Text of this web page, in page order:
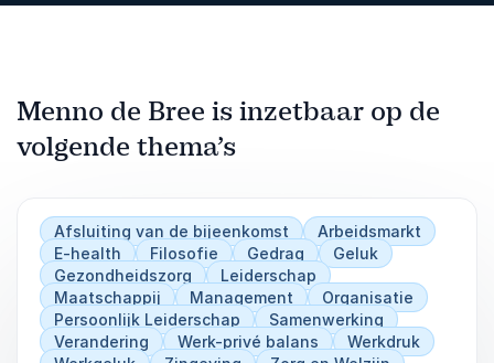
Menno de Bree is inzetbaar op de
volgende thema’s
Afsluiting van de bijeenkomst
Arbeidsmarkt
E-health
Filosofie Gedrag
Geluk
Gezondheidszorg
Leiderschap
Maatschappij
Management
Organisatie
Persoonlijk Leiderschap
Samenwerking
Verandering
Werk-privé balans
Werkdruk